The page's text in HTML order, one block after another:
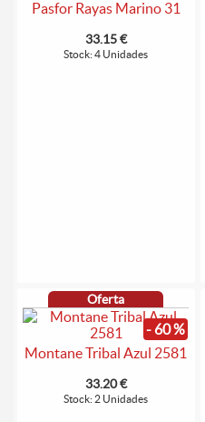
Pasfor Rayas Marino 31
33.15 €
Stock: 4 Unidades
Oferta
- 60 %
Montane Tribal Azul 2581
33.20 €
Stock: 2 Unidades